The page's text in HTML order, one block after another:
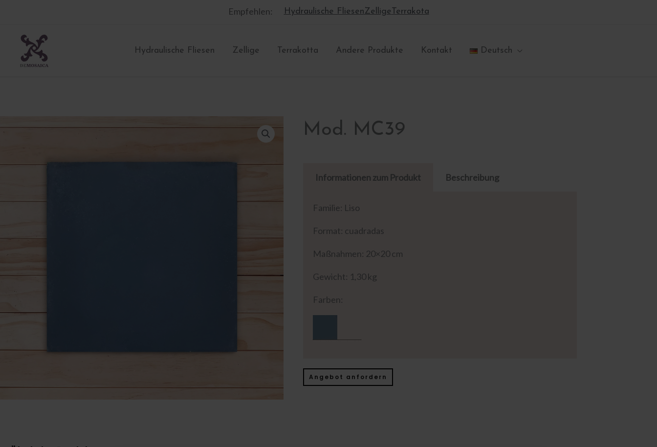
springen
Empfehlen: Hydraulische FliesenZellige Terrakota
Hydraulische Fliesen Zellige Terrakotta Andere Produkte Kontakt Deutsch
Mod. MC39
Informationen zum Produkt Beschreibung
Familie: Liso
Format: cuadradas
Maßnahmen: 20×20 cm
Gewicht: 1,30 kg
Farben:
Angebot anfordern